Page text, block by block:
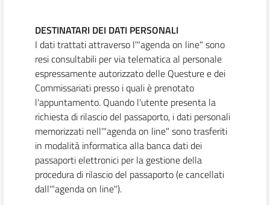
DESTINATARI DEI DATI PERSONALI
I dati trattati attraverso l'"agenda on line" sono
resi consultabili per via telematica al personale
espressamente autorizzato delle Questure e dei
Commissariati presso i quali è prenotato
l'appuntamento. Quando l'utente presenta la
richiesta di rilascio del passaporto, i dati personali
memorizzati nell'"agenda on line" sono trasferiti
in modalità informatica alla banca dati dei
passaporti elettronici per la gestione della
procedura di rilascio del passaporto (e cancellati
dall'"agenda on line").